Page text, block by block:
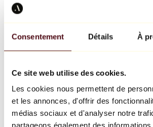
Consentement Détails À
Ce site web utilise des cookies.
Les cookies nous permettent de
et les annonces, d'offrir des
médias sociaux et d'analyser notre
partageons également des
Richard Orlinski
Keith Haring
Jeff Koons
Jean-Michel Basquiat
Tous les designers
Œuvre de la semaine